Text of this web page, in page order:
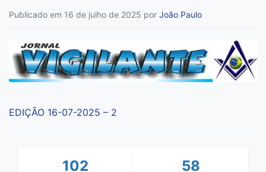
Publicado em 16 de julho de 2025 por João Paulo
EDIÇÃO 16-07-2025 – 2
102 58